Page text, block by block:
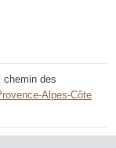
chemin des
Alpes-Côte